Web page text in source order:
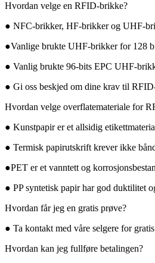
Hvordan velge en RFID-brikke?
● NFC-brikker, HF-brikker og UHF-
●Vanlige brukte UHF-brikker for 128
● Vanlig brukte 96-bits EPC UHF-
● Gi oss beskjed om dine krav til
Hvordan velge overflatemateriale for
● Kunstpapir er et allsidig
● Termisk papirutskrift krever ikke
●PET er et vanntett og
● PP syntetisk papir har god duktilitet
Hvordan får jeg en gratis prøve?
● Ta kontakt med våre selgere for
Hvordan kan jeg fullføre betalingen?